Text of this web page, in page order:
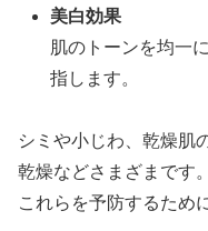
美白効果
肌のトーンを均一
指します。
シミや小じわ、乾燥肌
乾燥などさまざまです。
これらを予防するため